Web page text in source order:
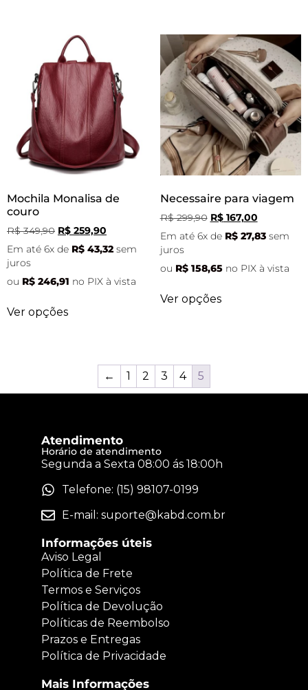
Mochila Monalisa de
couro
R$349,90 R$ 259,90
Em até 6x de R$ 43,32 sem
juros
ou R$ 246,91 no PIX à vista
Ver opções
Necessaire para viagem
R$299,90 R$167,00
Em até 6x de R$27,83 sem
juros
ou R$158,65 no PIX à vista
Ver opções
← 1 2 3 4 5
Atendimento
Horário de atendimento
Segunda a Sexta 08:00 ás 18:00h
Telefone: (15) 98107-0199
E-mail: suporte@kabd.com.br
Informações úteis
Aviso Legal
Política de Frete
Termos e Serviços
Política de Devolução
Políticas de Reembolso
Prazos e Entregas
Política de Privacidade
Mais Informações